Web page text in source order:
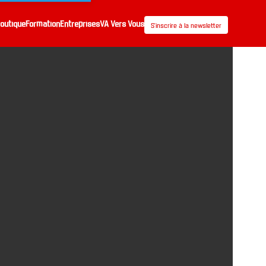
FormationEntreprisesVA Vers Vous S’inscrire à la newsletter